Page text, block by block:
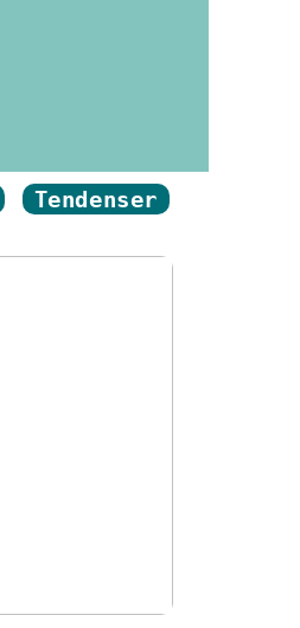
Tendenser